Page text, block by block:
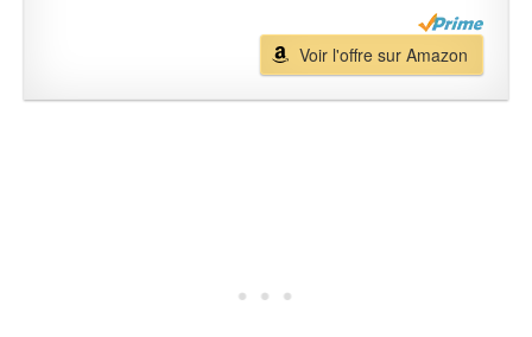
Voir l'offre sur Amazon